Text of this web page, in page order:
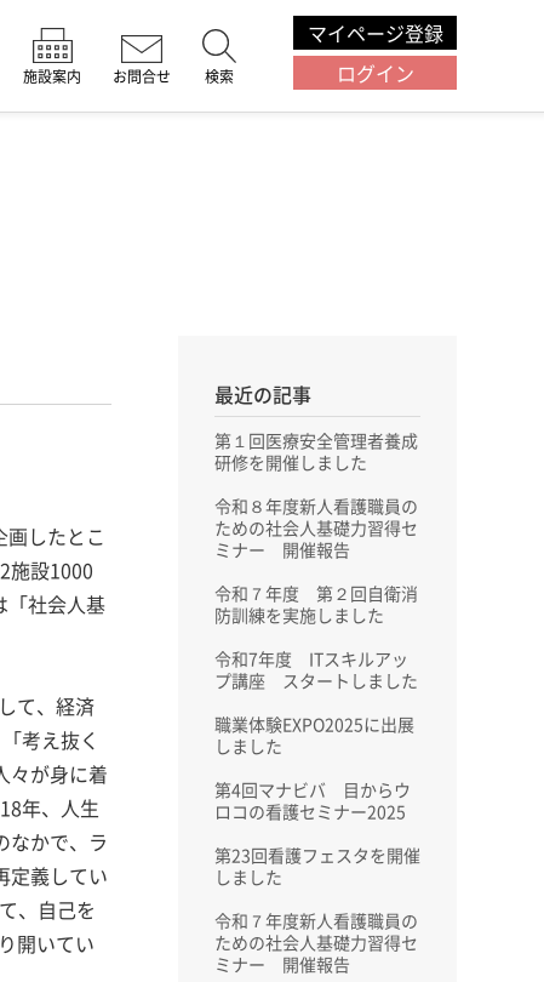
施設案内 お問合せ 検索
マイページ登録
ログイン
画したとこ
施設1000
「社会人基
て、経済
考え抜く
々が身に着
年、人生
なかで、ラ
定義してい
、自己を
開いてい
最近の記事
第１回医療安全管理者養成
研修を開催しました
令和８年度新人看護職員の
ための社会人基礎力習得セ
ミナー 開催報告
令和７年度 第２回自衛消
防訓練を実施しました
令和7年度 ITスキルアッ
プ講座 スタートしました
職業体験EXPO2025に出展
しました
第4回マナビバ 目からウ
ロコの看護セミナー2025
第23回看護フェスタを開催
しました
令和７年度新人看護職員の
ための社会人基礎力習得セ
ミナー 開催報告